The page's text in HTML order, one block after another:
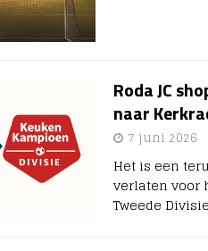
Roda JC
naar
7 juni 2026
Het is een
verlaten voor
Tweede